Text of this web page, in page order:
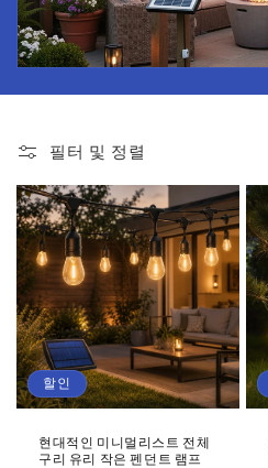
필터 및 정렬
할인
현대적인 미니멀리스트 전체
구리 유리 작은 펜던트 램프